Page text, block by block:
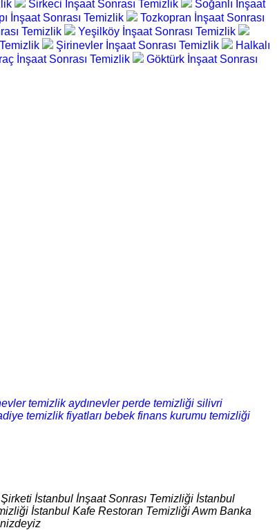
Sirkeci İnşaat Sonrası Temizlik
Soğanlı İnşaat
İnşaat Sonrası Temizlik
Tozkopran İnşaat Sonrası
Temizlik
Yeşilköy İnşaat Sonrası Temizlik
Şirinevler İnşaat Sonrası Temizlik
Halkalı
İnşaat Sonrası Temizlik
Göktürk İnşaat Sonrası
temizlik aydınevler perde temizliği silivri
temizlik fiyatları bebek finans kurumu temizliği
İstanbul İnşaat Sonrası Temizliği İstanbul
İstanbul Kafe Restoran Temizliği Awm Banka